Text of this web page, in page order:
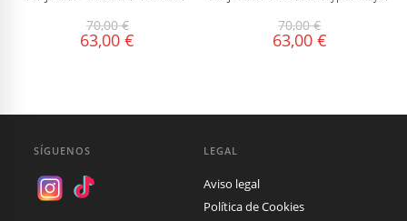
70,00€
63,00€
70,00€
63,00 €
SÍGUENOS LEGAL
Aviso legal
Política de Cookies